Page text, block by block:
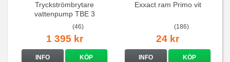
Tryckströmbrytare
vattenpump TBE 3
(46)
1 395 kr
INFO KÖP
Exxact ram Primo vit
(186)
24 kr
INFO KÖP